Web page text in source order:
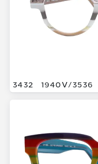
3432 1940V/3536